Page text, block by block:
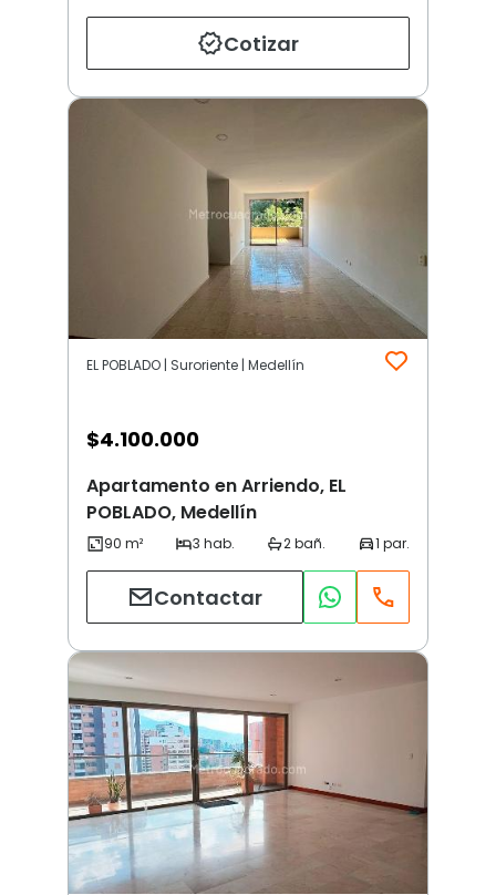
Cotizar
EL POBLADO | Suroriente | Medellín
$4.100.000
Apartamento en Arriendo, EL
POBLADO, Medellín
Contactar